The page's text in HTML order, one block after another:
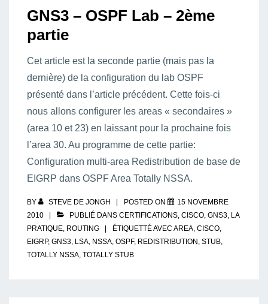
GNS3 – OSPF Lab – 2ème
partie
Cet article est la seconde partie (mais pas la
dernière) de la configuration du lab OSPF
présenté dans l’article précédent. Cette fois-ci
nous allons configurer les areas « secondaires »
(area 10 et 23) en laissant pour la prochaine fois
l’area 30. Au programme de cette partie:
Configuration multi-area Redistribution de base de
EIGRP dans OSPF Area Totally NSSA.
BY STEVE DE JONGH POSTED ON
15 NOVEMBRE
2010
PUBLIÉ DANS CERTIFICATIONS, CISCO, GNS3, LA
PRATIQUE, ROUTING ÉTIQUETTÉ AVEC AREA, CISCO,
EIGRP, GNS3, LSA, NSSA, OSPF, REDISTRIBUTION , STUB,
TOTALLY NSSA, TOTALLY STUB